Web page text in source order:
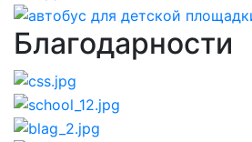
Благодарности